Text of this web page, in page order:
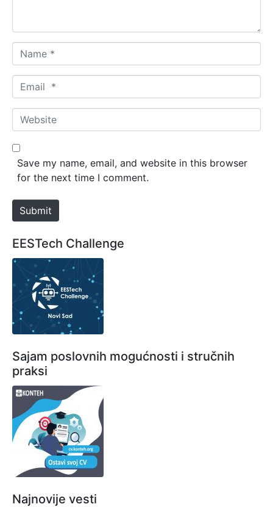
a
m
*
m
a
*
W
e
b
e
Save my name, email, and website in this browser
for the next time I comment.
Submit
EESTech Challenge
Sajam poslovnih mogućnosti i stručnih
praksi
Najnovije vesti